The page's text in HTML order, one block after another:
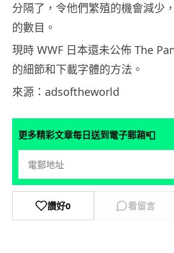
分隔了，令他們繁殖的機會減少
的數目。
現時 WWF 日本還未公佈 The
的細節和下載字體的方法。
來源：adsoftheworld
更多精彩文章每日送到電子郵箱📮
讚好0 看留言